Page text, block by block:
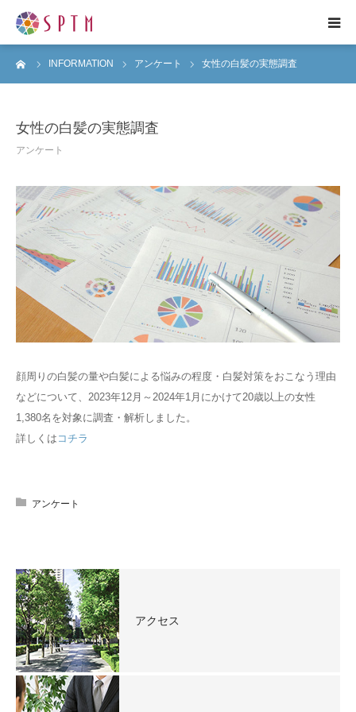
INFORMATION アンケート 女性の白髪の実態調査
女性の白髪の実態調査
アンケート
顔周りの白髪の量や白髪による悩みの程度・白髪対策をおこなう理由
などについて、2023年12月～2024年1月にかけて20歳以上の女性
1,380名を対象に調査・解析しました。
詳しくは コチラ
アンケート
アクセス
HOME
研究紹介
事業紹介
プレスリリース
各種お問い合わせ
ENGLISH